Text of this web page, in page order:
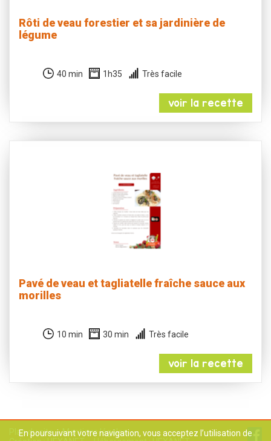
En poursuivant votre navigation, vous acceptez l’utilisation de
Rôti de veau forestier et sa jardinière de
légume
40 min 1h35 Très facile
voir la recette
Pavé de veau et tagliatelle fraîche sauce aux
morilles
10 min 30 min Très facile
voir la recette
Plan du site
Mentions légales